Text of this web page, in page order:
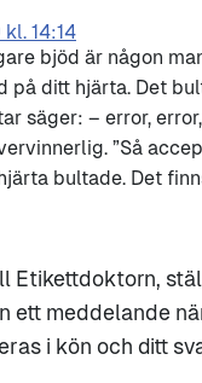
14:14
bjöd är någon
på ditt hjärta. Det
säger: – error,
”Så
bultade. Det
Etikettdoktorn,
ett meddelande
i kön och ditt